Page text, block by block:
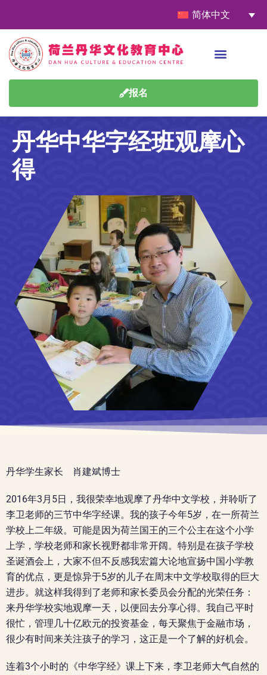
简体中文
报名
丹华中华字经班观摩心
得
丹华学生家长 肖建斌博士
2016年3月5日，我很荣幸地观摩了丹华中文学校，并聆听了
李卫老师的三节中华字经课。 我的孩子今年5岁，在一所荷兰
学校上二年级。可能是因为荷兰国王的三个公主在这个小学
上学，学校老师和家长视野都非常开阔。特别是在孩子学校
圣诞酒会上，大家不但不反感我宏篇大论地宣扬中国小学教
育的优点，更是惊异于5岁的儿子在周末中文学校取得的巨大
进步。就这样我得到了老师和家长委员会分配的光荣任务：
来丹华学校实地观摩一天，以便回去分享心得。我自己平时
很忙，管理几十亿欧元的投资基金，每天聚焦于金融市场，
很少有时间来关注孩子的学习，这正是一个了解的好机会。
连着3个小时的《中华字经》课上下来，李卫老师大气自然的